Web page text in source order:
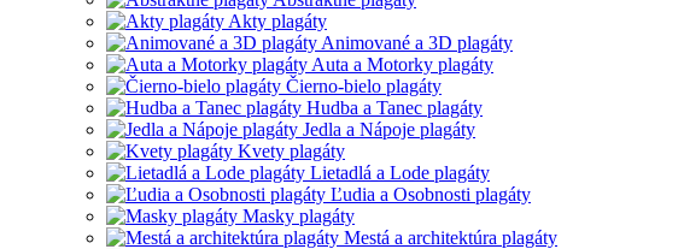
Akty plagáty
Animované a 3D plagáty
Auta a Motorky plagáty
Čierno-bielo plagáty
Hudba a Tanec plagáty
Jedla a Nápoje plagáty
Kvety plagáty
Lietadlá a Lode plagáty
Ľudia a Osobnosti plagáty
Masky plagáty
Mestá a architektúra plagáty